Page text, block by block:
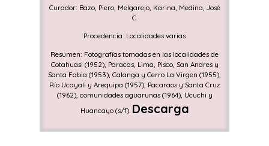
Curador: Bazo, Piero, Melgarejo, Karina, Medina, José
C.
Procedencia: Localidades varias
Resumen: Fotografías tomadas en las localidades de
Cotahuasi (1952), Paracas, Lima, Pisco, San Andres y
Santa Fabia (1953), Calanga y Cerro La Virgen (1955),
Río Ucayali y Arequipa (1957), Pacaraos y Santa Cruz
(1962), comunidades aguarunas (1964), Ucuchi y
Huancayo (s/f). Descarga